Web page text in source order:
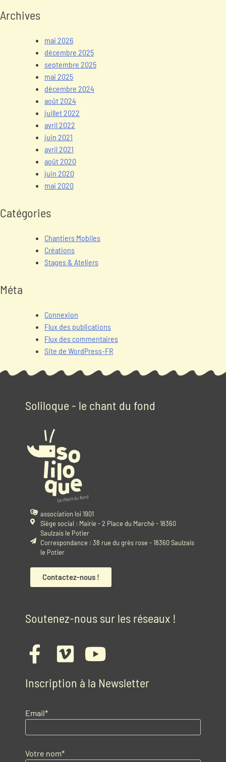
Archives
mai 2026
décembre 2025
septembre 2025
mai 2025
décembre 2024
août 2024
juillet 2022
avril 2022
juin 2021
avril 2021
août 2020
juin 2020
mai 2020
Catégories
Chantiers Mobiles
Créations
Stages & Ateliers
Méta
Connexion
Flux des publications
Flux des commentaires
Site de WordPress-FR
Soliloque - le chant du fond
association loi 1901
Siège social : Mairie - 2 Place du Marché - 18360
Saulzais le Potier
Correspondance : 38 rue du grès rose - 18360 Saulzais
le Potier
Contactez-nous !
Soutenez-nous sur les réseaux !
Inscription à la Newsletter
Email*
Votre nom*